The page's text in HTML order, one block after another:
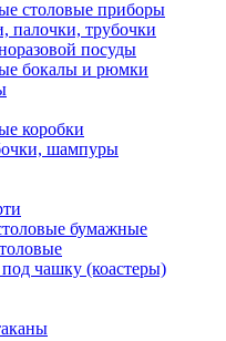
столовые приборы
палочки, трубочки
посуды
бокалы и рюмки
коробки
шампуры
бумажные
чашку (коастеры)